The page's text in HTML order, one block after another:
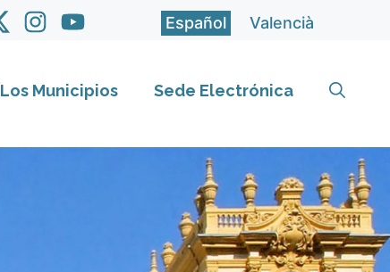
Español Valencià
Los Municipios Sede Electrónica